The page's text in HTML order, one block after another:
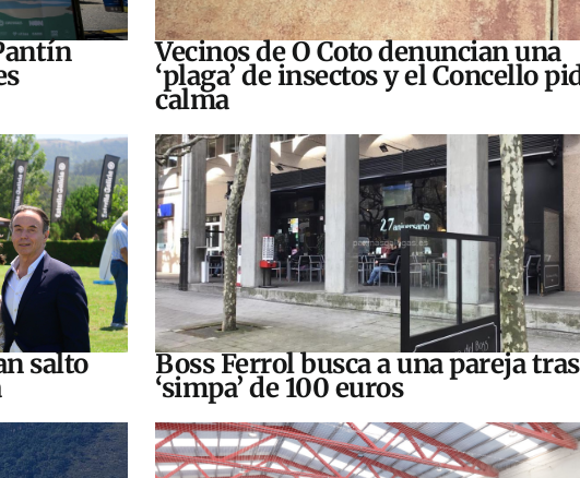
Vecinos de O Coto denuncian una
‘plaga’ de insectos y el Concello
calma
salto Boss Ferrol busca a una pareja
‘simpa’ de 100 euros